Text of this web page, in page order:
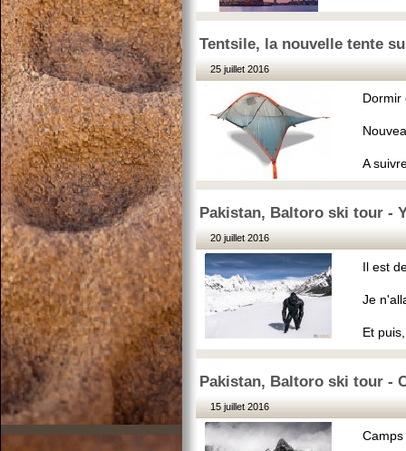
Tentsile, la nouvelle tente
25 juillet 2016
Dormir
A
Pakistan, Baltoro ski tour -
20 juillet 2016
Il est
Je
Et
Pakistan, Baltoro ski tour -
15 juillet 2016